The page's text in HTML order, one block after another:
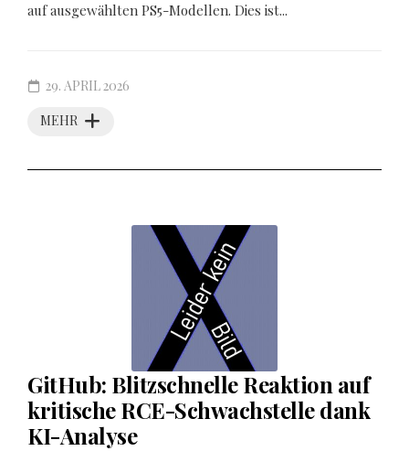
auf ausgewählten PS5-Modellen. Dies ist...
MEHR
29. APRIL 2026
GitHub: Blitzschnelle Reaktion auf
kritische RCE-Schwachstelle dank
KI-Analyse